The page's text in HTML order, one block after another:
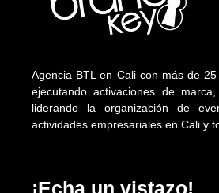
Agencia BTL en Cali con más de 25
ejecutando activaciones de
liderando la organización de
actividades empresariales en Cali y
¡Echa un vistazo!